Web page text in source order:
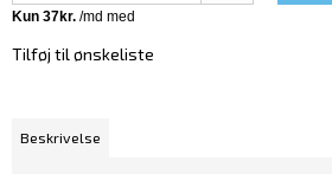
Tilføj til ønskeliste
Beskrivelse